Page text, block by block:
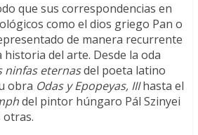
que sus correspondencias en
como el dios griego Pan o
de manera recurrente
del arte. Desde la oda
ninfas eternasdel poeta latino
obra Odas y Epopeyas, IIIhasta el
del pintor húngaro Pál Szinyei
otras.